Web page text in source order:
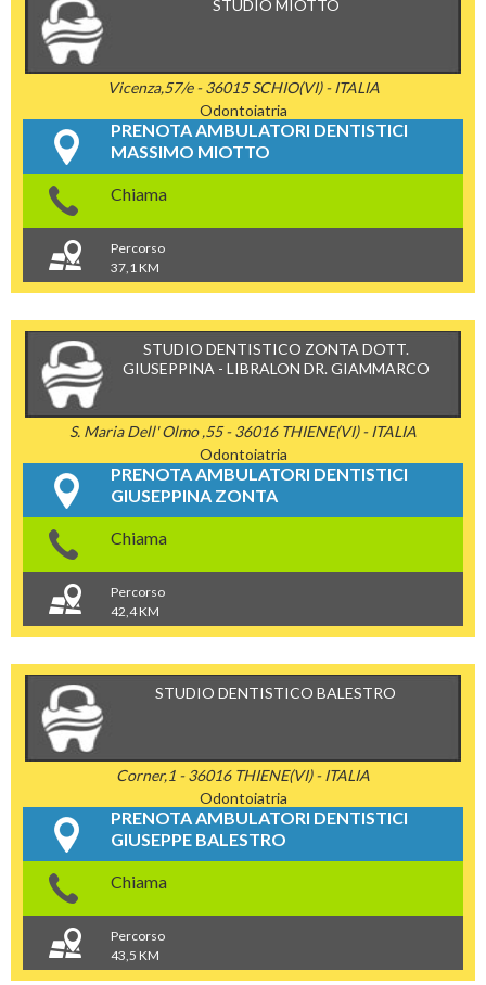
STUDIO MIOTTO
Vicenza,57/e - 36015 SCHIO(VI) - ITALIA
Odontoiatria
PRENOTA AMBULATORI DENTISTICI
MASSIMO MIOTTO
Chiama
Percorso
37,1 KM
STUDIO DENTISTICO ZONTA DOTT.
GIUSEPPINA - LIBRALON DR. GIAMMARCO
S. Maria Dell' Olmo ,55 - 36016 THIENE(VI) - ITALIA
Odontoiatria
PRENOTA AMBULATORI DENTISTICI
GIUSEPPINA ZONTA
Chiama
Percorso
42,4 KM
STUDIO DENTISTICO BALESTRO
Corner,1 - 36016 THIENE(VI) - ITALIA
Odontoiatria
PRENOTA AMBULATORI DENTISTICI
GIUSEPPE BALESTRO
Chiama
Percorso
43,5 KM